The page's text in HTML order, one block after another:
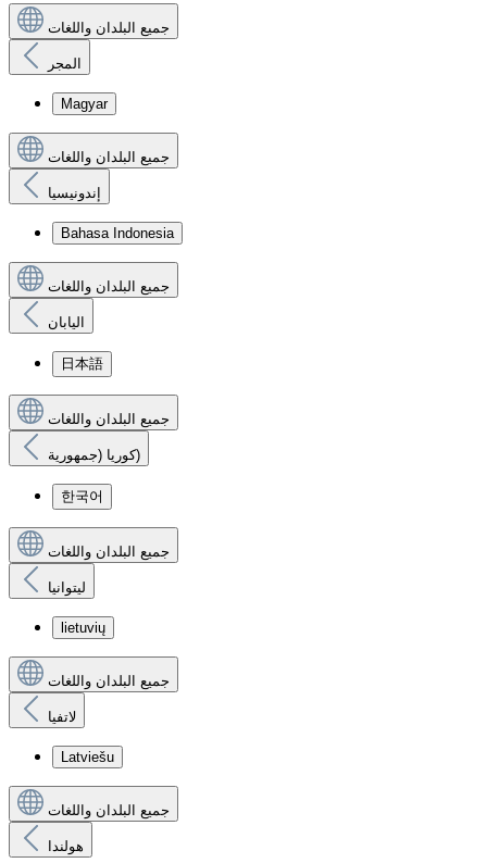
جميع البلدان واللغات
المجر
Magyar
جميع البلدان واللغات
إندونيسيا
Bahasa Indonesia
جميع البلدان واللغات
اليابان
日本語
جميع البلدان واللغات
كوريا (جمهورية)
한국어
جميع البلدان واللغات
ليتوانيا
lietuvių
جميع البلدان واللغات
لاتفيا
Latviešu
جميع البلدان واللغات
هولندا